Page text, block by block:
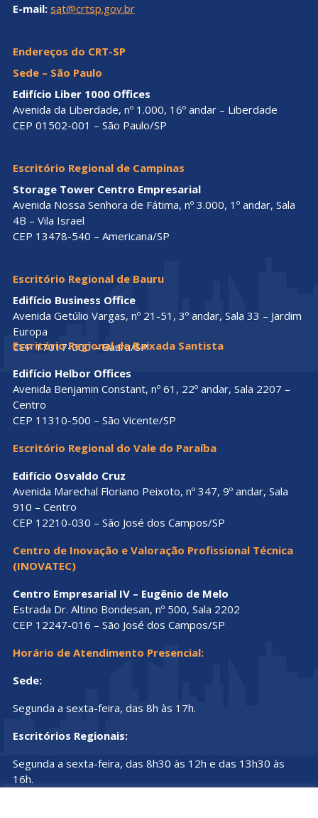
E-mail: sat@crtsp.gov.br
Endereços do CRT-SP
Sede – São Paulo
Edifício Liber 1000 Offices
Avenida da Liberdade, nº 1.000, 16º andar – Liberdade
CEP 01502-001 – São Paulo/SP
Escritório Regional de Campinas
Storage Tower Centro Empresarial
Avenida Nossa Senhora de Fátima, nº 3.000, 1º andar, Sala
4B – Vila Israel
CEP 13478-540 – Americana/SP
Escritório Regional de Bauru
Edifício Business Office
Avenida Getúlio Vargas, nº 21-51, 3º andar, Sala 33 – Jardim
Europa
CEP 17017-000 – Bauru/SP
Escritório Regional da Baixada Santista
Edifício Helbor Offices
Avenida Benjamin Constant, nº 61, 22º andar, Sala 2207 –
Centro
CEP 11310-500 – São Vicente/SP
Escritório Regional do Vale do Paraíba
Edifício Osvaldo Cruz
Avenida Marechal Floriano Peixoto, nº 347, 9º andar, Sala
910 – Centro
CEP 12210-030 – São José dos Campos/SP
Centro de Inovação e Valoração Profissional Técnica
(INOVATEC)
Centro Empresarial IV – Eugênio de Melo
Estrada Dr. Altino Bondesan, nº 500, Sala 2202
CEP 12247-016 – São José dos Campos/SP
Horário de Atendimento Presencial:
Sede:
Segunda a sexta-feira, das 8h às 17h.
Escritórios Regionais:
Segunda a sexta-feira, das 8h30 às 12h e das 13h30 às
16h.